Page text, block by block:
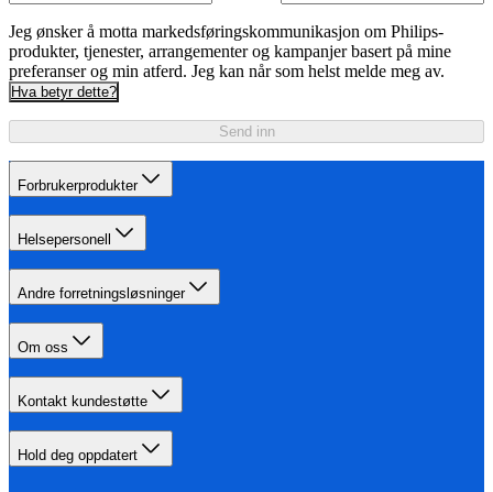
Jeg ønsker å motta markedsføringskommunikasjon om Philips-
produkter, tjenester, arrangementer og kampanjer basert på mine
preferanser og min atferd. Jeg kan når som helst melde meg av.
Hva betyr dette?
Send inn
Forbrukerprodukter
Helsepersonell
Andre forretningsløsninger
Om oss
Kontakt kundestøtte
Hold deg oppdatert